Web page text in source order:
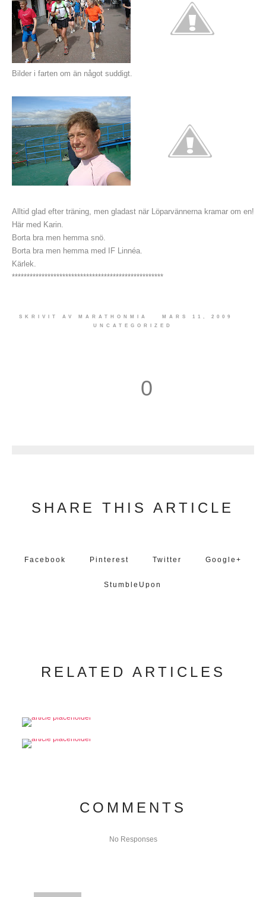
Bilder i farten om än något suddigt.
Alltid glad efter träning, men gladast när Löparvännerna kramar om en!
Här med Karin.
Borta bra men hemma snö.
Borta bra men hemma med IF Linnéa.
Kärlek.
***************************************************
SKRIVIT AV MARATHONMIA
MARS 11, 2009
UNCATEGORIZED
0
SHARE THIS ARTICLE
Facebook Pinterest Twitter Google+
StumbleUpon
RELATED ARTICLES
COMMENTS
No Responses